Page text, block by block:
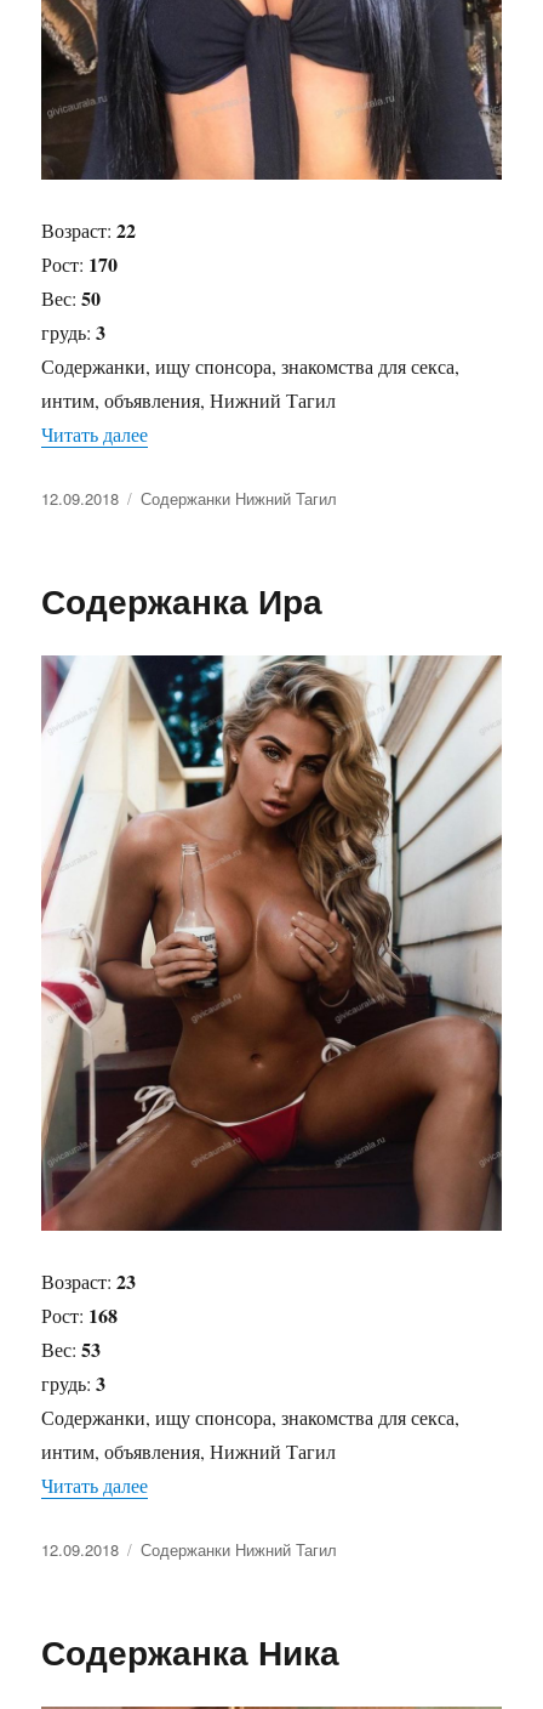
Возраст:22
Рост: 170
Вес:50
грудь:3
Содержанки, ищу спонсора, знакомства для секса,
интим, объявления, Нижний Тагил
Читать далее
Опубликовано
12.09.2018 Рубрики
Содержанки Нижний Тагил
Содержанка Ира
Возраст:23
Рост: 168
Вес:53
грудь:3
Содержанки, ищу спонсора, знакомства для секса,
интим, объявления, Нижний Тагил
Читать далее
Опубликовано
12.09.2018 Рубрики
Содержанки Нижний Тагил
Содержанка Ника